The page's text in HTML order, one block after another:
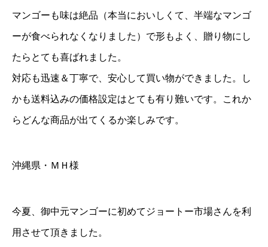
マンゴーも味は絶品（本当においしくて、半端なマンゴ
ーが食べられなくなりました）で形もよく、贈り物にし
たらとても喜ばれました。
対応も迅速＆丁寧で、安心して買い物ができました。し
かも送料込みの価格設定はとても有り難いです。これか
らどんな商品が出てくるか楽しみです。
沖縄県・ＭＨ様
今夏、御中元マンゴーに初めてジョートー市場さんを利
用させて頂きました。